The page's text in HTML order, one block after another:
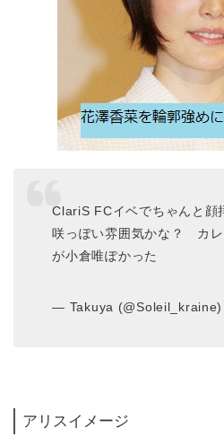
ClariS FCイベでちゃんと
咲っぽい雰囲気かな？ カレ
が小倉唯ぽかった
— Takuya (@Soleil_kraine)
アリスイメージ